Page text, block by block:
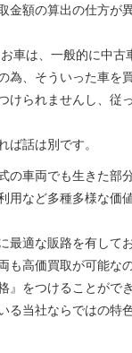
金額の算出の仕方が
車は、一般的に中古
為、そういった車を
けられませんし、従
ば話は別です。
の車両でも生きた部
用など多種多様な価
最適な販路を有して
も高価買取が可能な
』をつけることがで
る当社ならではの特